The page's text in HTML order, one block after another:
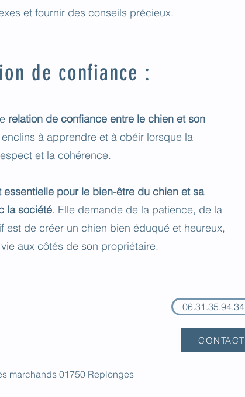
et fournir des conseils précieux.
de confiance :
relation de confiance entre le chien et son
à apprendre et à obéir lorsque la
et la cohérence.
pour le bien-être du chien et sa
la société. Elle demande de la patience, de la
est de créer un chien bien éduqué et heureux,
aux côtés de son propriétaire.
06.31.35.94.34
CONTACT
marchands 01750 Replonges